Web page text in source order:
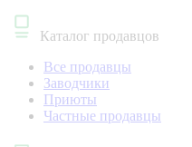
Каталог продавцов
Все продавцы
Заводчики
Приюты
Частные продавцы